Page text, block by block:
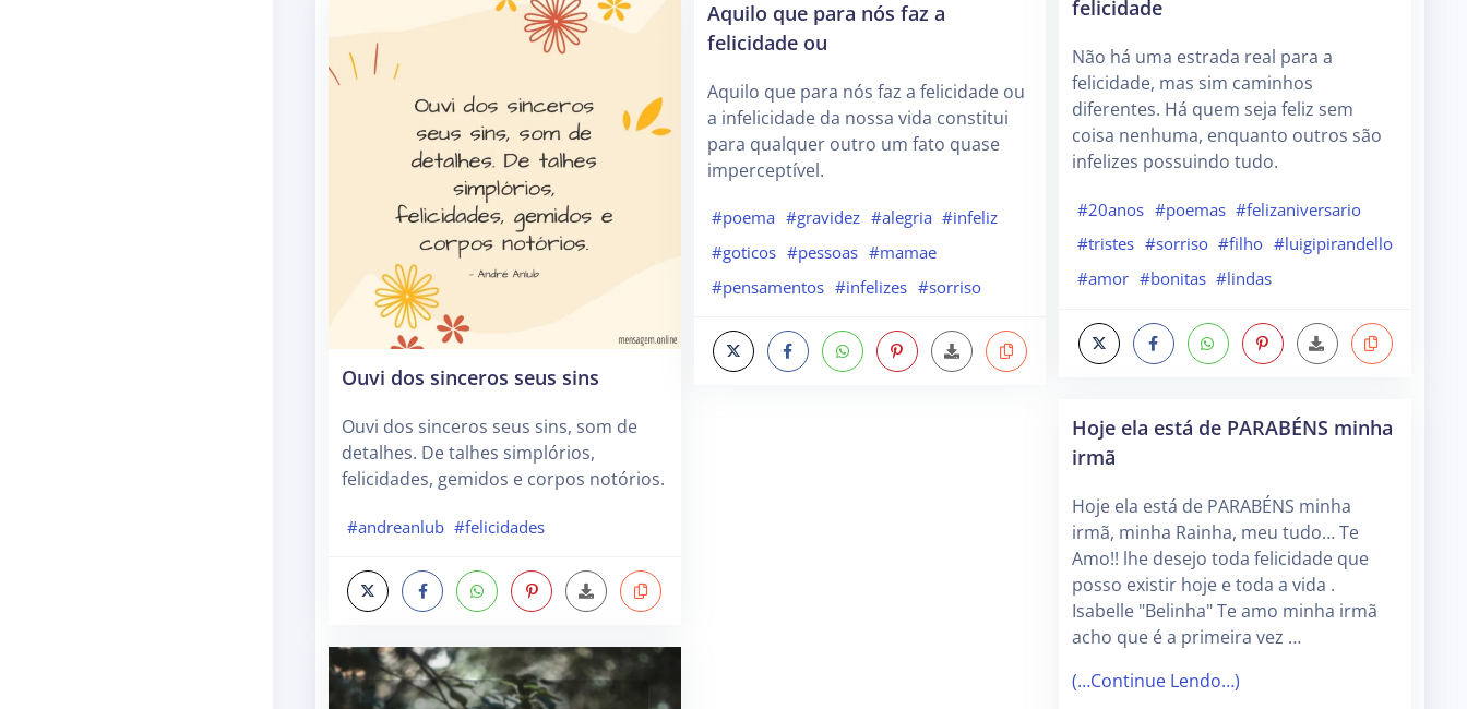
Ouvi dos sinceros seus sins
Ouvi dos sinceros seus sins, som de
detalhes. De talhes simplórios,
felicidades, gemidos e corpos notórios.
#andreanlub #felicidades
Aquilo que para nós faz a
felicidade ou
Aquilo que para nós faz a felicidade ou
a infelicidade da nossa vida constitui
para qualquer outro um fato quase
imperceptível.
#poema #gravidez #alegria #infeliz
#goticos #pessoas #mamae
#pensamentos #infelizes #sorriso
felicidade
Não há uma estrada real para a
felicidade, mas sim caminhos
diferentes. Há quem seja feliz sem
coisa nenhuma, enquanto outros são
infelizes possuindo tudo.
#20anos #poemas #felizaniversario
#tristes #sorriso #filho #luigipirandello
#amor #bonitas #lindas
Hoje ela está de PARABÉNS minha
irmã
Hoje ela está de PARABÉNS minha
irmã, minha Rainha, meu tudo… Te
Amo!! lhe desejo toda felicidade que
posso existir hoje e toda a vida .
Isabelle "Belinha" Te amo minha irmã
acho que é a primeira vez …
(…Continue Lendo…)